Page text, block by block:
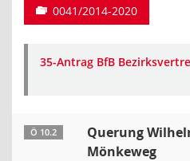
0041/2014-2020
35-Antrag BfB
Ö 10.2
Querung
Mönkeweg